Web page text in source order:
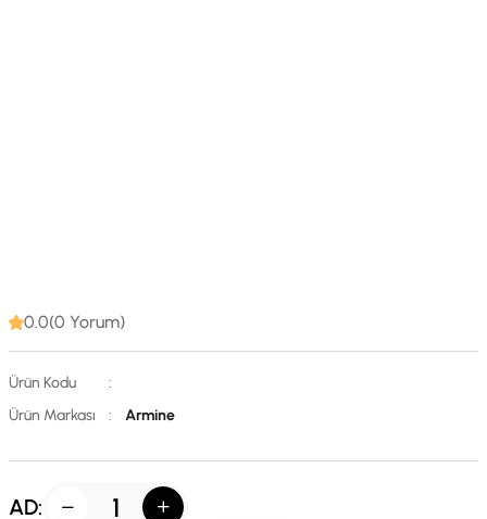
0.0(0 Yorum)
Ürün Kodu
:
Ürün Markası
: Armine
AD: